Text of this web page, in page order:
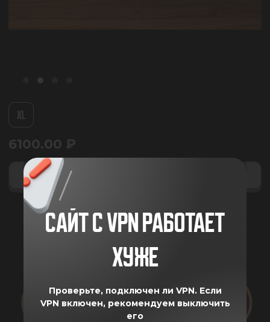
XL
6100.00 ₽
ПРЕИМУЩЕСТВА
САЙТ С VPN РАБОТАЕТ
ХУЖЕ
Проверьте, подключен ли VPN. Если
VPN включен, рекомендуем выключить
его